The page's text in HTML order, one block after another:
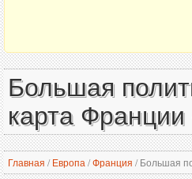
Большая
карта
Главная / Европа /Франция /Большая